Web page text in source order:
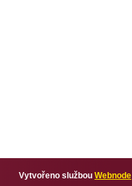
Vytvořeno službou Webnode